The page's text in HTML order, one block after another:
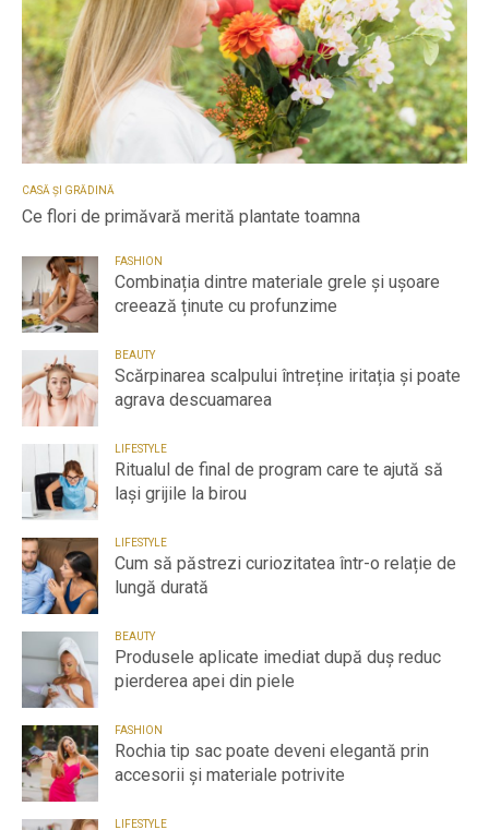
CASĂ ȘI GRĂDINĂ
Ce flori de primăvară merită plantate toamna
FASHION
Combinația dintre materiale grele și ușoare
creează ținute cu profunzime
BEAUTY
Scărpinarea scalpului întreține iritația și poate
agrava descuamarea
LIFESTYLE
Ritualul de final de program care te ajută să
lași grijile la birou
LIFESTYLE
Cum să păstrezi curiozitatea într-o relație de
lungă durată
BEAUTY
Produsele aplicate imediat după duș reduc
pierderea apei din piele
FASHION
Rochia tip sac poate deveni elegantă prin
accesorii și materiale potrivite
LIFESTYLE